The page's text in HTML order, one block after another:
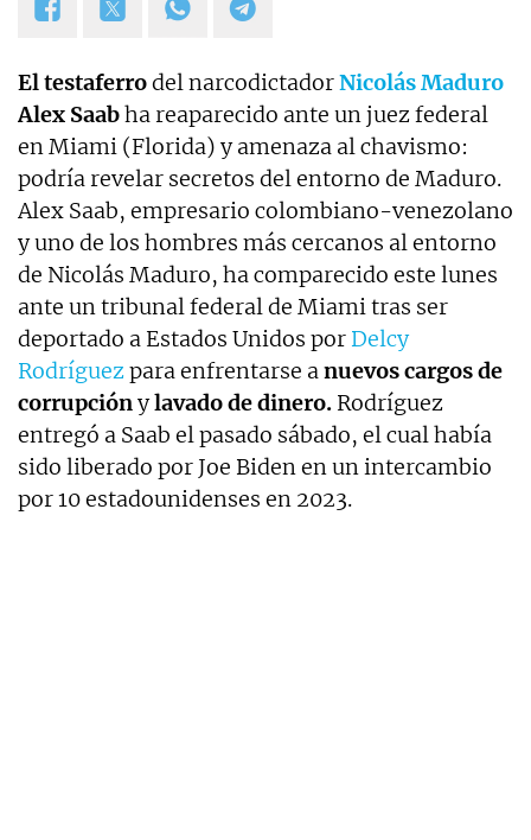
El testaferrodel narcodictadorNicolás Maduro
Alex Saabha reaparecido ante un juez federal
en Miami (Florida) y amenaza al chavismo:
podría revelar secretos del entorno de Maduro.
Alex Saab, empresario colombiano-venezolano
y uno de los hombres más cercanos al entorno
de Nicolás Maduro, ha comparecido este lunes
ante un tribunal federal de Miami tras ser
deportado a Estados Unidos por Delcy
Rodríguezpara enfrentarse anuevos cargos de
corrupciónylavado de dinero. Rodríguez
entregó a Saab el pasado sábado, el cual había
sido liberado por Joe Biden en un intercambio
por 10 estadounidenses en 2023.